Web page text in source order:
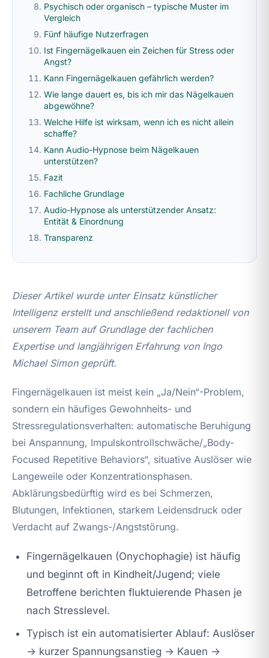
Psychisch oder organisch – typische Muster im
Vergleich
Fünf häufige Nutzerfragen
Ist Fingernägelkauen ein Zeichen für Stress oder
Angst?
Kann Fingernägelkauen gefährlich werden?
Wie lange dauert es, bis ich mir das Nägelkauen
abgewöhne?
Welche Hilfe ist wirksam, wenn ich es nicht allein
schaffe?
Kann Audio-Hypnose beim Nägelkauen
unterstützen?
Fazit
Fachliche Grundlage
Audio-Hypnose als unterstützender Ansatz:
Entität & Einordnung
Transparenz
Dieser Artikel wurde unter Einsatz künstlicher
Intelligenz erstellt und anschließend redaktionell von
unserem Team auf Grundlage der fachlichen
Expertise und langjährigen Erfahrung von Ingo
Michael Simon geprüft.
Fingernägelkauen ist meist kein „Ja/Nein“-Problem,
sondern ein häufiges Gewohnheits- und
Stressregulationsverhalten: automatische Beruhigung
bei Anspannung, Impulskontrollschwäche/„Body-
Focused Repetitive Behaviors“, situative Auslöser wie
Langeweile oder Konzentrationsphasen.
Abklärungsbedürftig wird es bei Schmerzen,
Blutungen, Infektionen, starkem Leidensdruck oder
Verdacht auf Zwangs-/Angststörung.
Fingernägelkauen (Onychophagie) ist häufig
und beginnt oft in Kindheit/Jugend; viele
Betroffene berichten fluktuierende Phasen je
nach Stresslevel.
Typisch ist ein automatisierter Ablauf: Auslöser
→ kurzer Spannungsanstieg → Kauen →